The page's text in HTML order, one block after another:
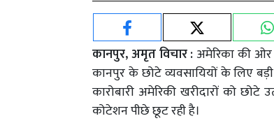
कानपुर, अमृत विचार : अमेरिका की
कानपुर के छोटे व्यवसायियों के लिए
कारोबारी अमेरिकी खरीदारों को छोटे
कोटेशन पीछे छूट रही है।